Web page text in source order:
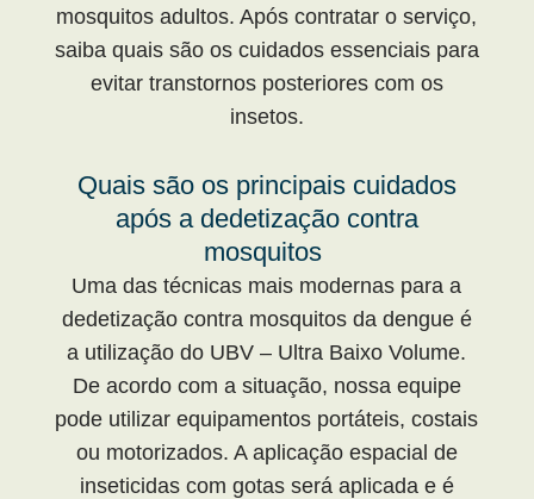
mosquitos adultos. Após contratar o serviço,
saiba quais são os cuidados essenciais para
evitar transtornos posteriores com os
insetos.
Quais são os principais cuidados
após a dedetização contra
mosquitos
Uma das técnicas mais modernas para a
dedetização contra mosquitos da dengue é
a utilização do UBV – Ultra Baixo Volume.
De acordo com a situação, nossa equipe
pode utilizar equipamentos portáteis, costais
ou motorizados. A aplicação espacial de
inseticidas com gotas será aplicada e é